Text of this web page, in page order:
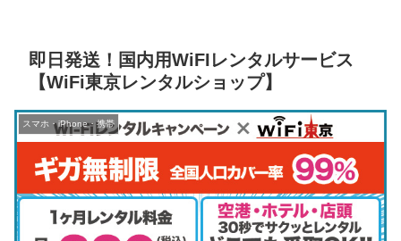
即日発送！国内用WiFIレンタルサービス
【WiFi東京レンタルショップ】
スマホ・iPhone・携帯